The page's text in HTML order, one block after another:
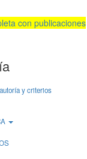
con publicaciones
y criterios